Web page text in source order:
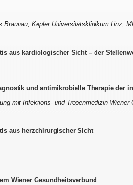
Braunau, Kepler Universitätsklinikum Linz,
aus kardiologischer Sicht – der
und antimikrobielle Therapie der
mit Infektions- und Tropenmedizin Wiener
aus herzchirurgischer Sicht
Wiener Gesundheitsverbund